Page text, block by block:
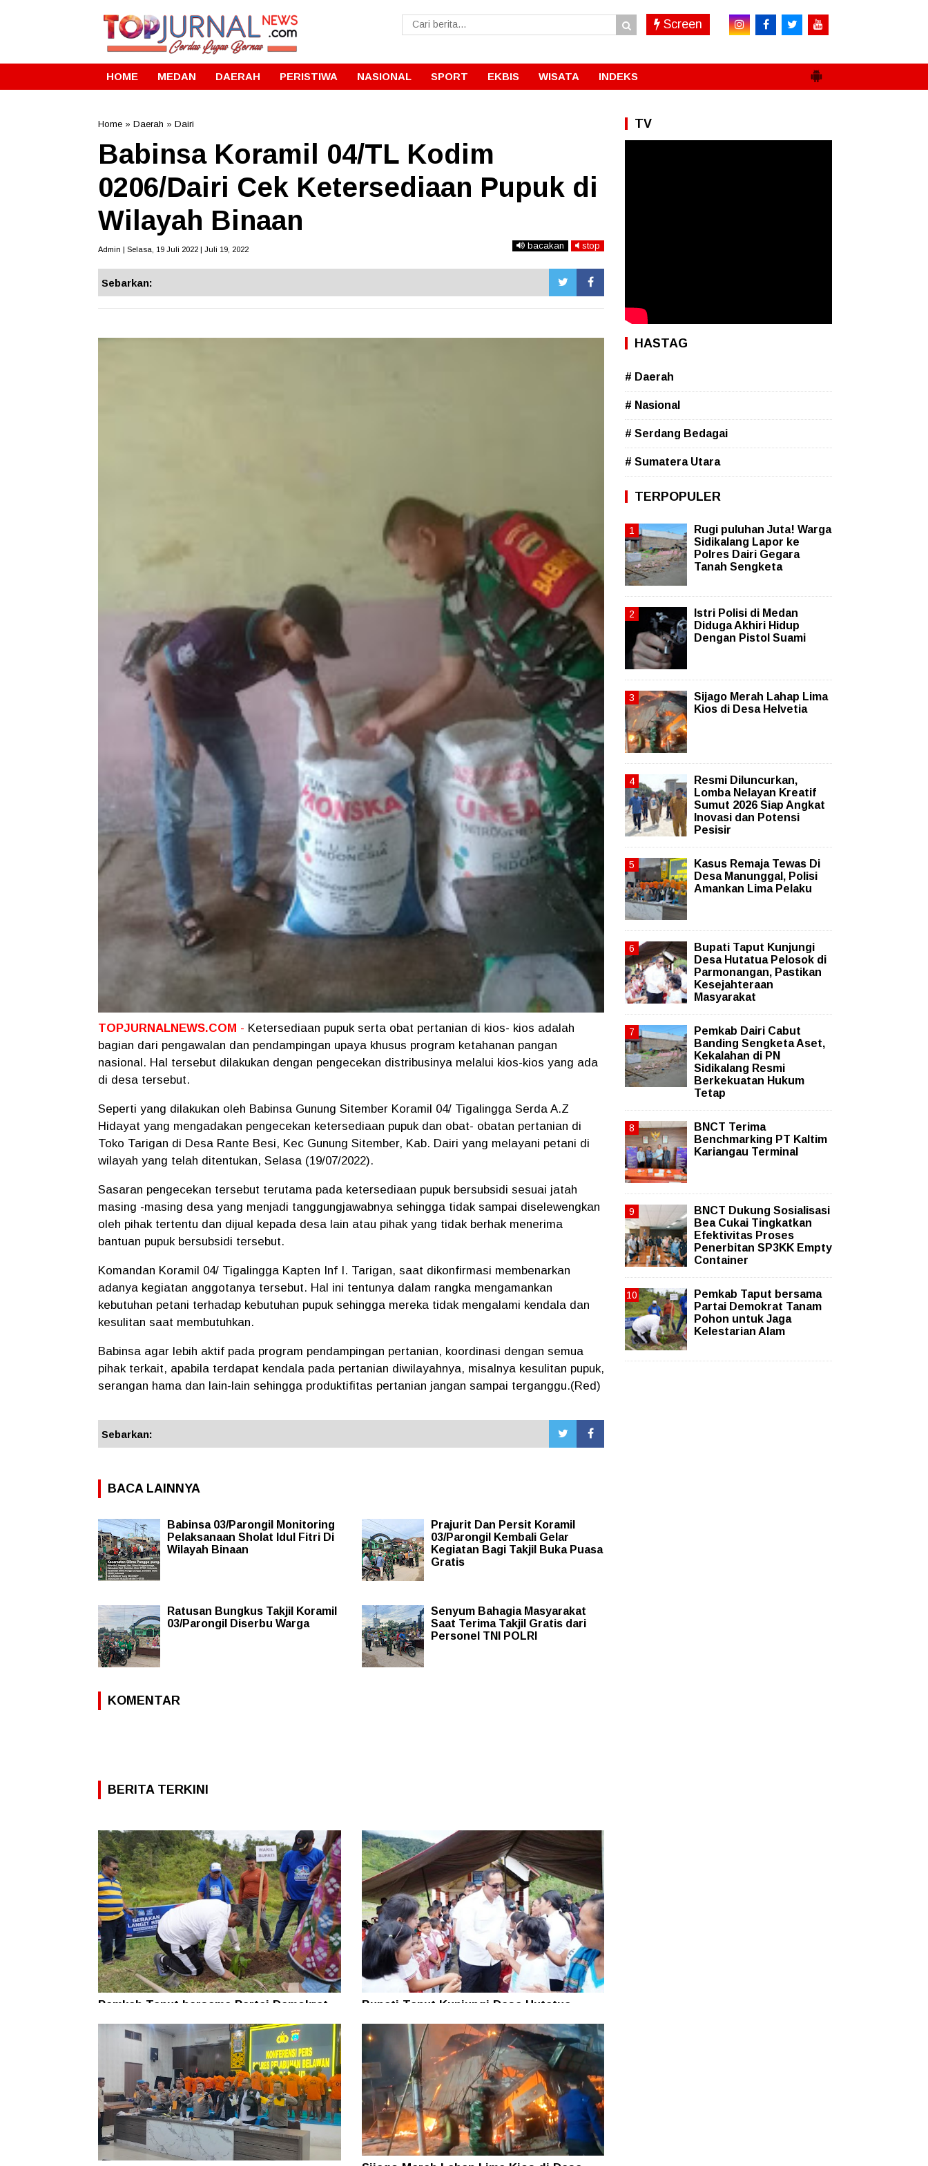
Screen
HOME MEDAN DAERAH PERISTIWA NASIONAL SPORT EKBIS WISATA INDEKS
Home » Daerah » Dairi
Babinsa Koramil 04/TL Kodim
0206/Dairi Cek Ketersediaan Pupuk di
Wilayah Binaan
Admin | Selasa, 19 Juli 2022 | Juli 19, 2022 bacakan stop
Sebarkan:
TOPJURNALNEWS.COM - Ketersediaan pupuk serta obat pertanian di kios- kios adalah
bagian dari pengawalan dan pendampingan upaya khusus program ketahanan pangan
nasional. Hal tersebut dilakukan dengan pengecekan distribusinya melalui kios-kios yang ada
di desa tersebut.
Seperti yang dilakukan oleh Babinsa Gunung Sitember Koramil 04/ Tigalingga Serda A.Z
Hidayat yang mengadakan pengecekan ketersediaan pupuk dan obat- obatan pertanian di
Toko Tarigan di Desa Rante Besi, Kec Gunung Sitember, Kab. Dairi yang melayani petani di
wilayah yang telah ditentukan, Selasa (19/07/2022).
Sasaran pengecekan tersebut terutama pada ketersediaan pupuk bersubsidi sesuai jatah
masing -masing desa yang menjadi tanggungjawabnya sehingga tidak sampai diselewengkan
oleh pihak tertentu dan dijual kepada desa lain atau pihak yang tidak berhak menerima
bantuan pupuk bersubsidi tersebut.
Komandan Koramil 04/ Tigalingga Kapten Inf I. Tarigan, saat dikonfirmasi membenarkan
adanya kegiatan anggotanya tersebut. Hal ini tentunya dalam rangka mengamankan
kebutuhan petani terhadap kebutuhan pupuk sehingga mereka tidak mengalami kendala dan
kesulitan saat membutuhkan.
Babinsa agar lebih aktif pada program pendampingan pertanian, koordinasi dengan semua
pihak terkait, apabila terdapat kendala pada pertanian diwilayahnya, misalnya kesulitan pupuk,
serangan hama dan lain-lain sehingga produktifitas pertanian jangan sampai terganggu.(Red)
Sebarkan:
BACA LAINNYA
Babinsa 03/Parongil Monitoring
Pelaksanaan Sholat Idul Fitri Di
Wilayah Binaan
Prajurit Dan Persit Koramil
03/Parongil Kembali Gelar
Kegiatan Bagi Takjil Buka Puasa
Gratis
Ratusan Bungkus Takjil Koramil
03/Parongil Diserbu Warga
Senyum Bahagia Masyarakat
Saat Terima Takjil Gratis dari
Personel TNI POLRI
KOMENTAR
BERITA TERKINI
Pemkab Taput bersama Partai Demokrat
Alam
Bupati Taput Kunjungi Desa Hutatua
Kesejahteraan Masyarakat
TV
HASTAG
# Daerah
# Nasional
# Serdang Bedagai
# Sumatera Utara
TERPOPULER
Rugi puluhan Juta! Warga
Sidikalang Lapor ke
Polres Dairi Gegara
Tanah Sengketa
Istri Polisi di Medan
Diduga Akhiri Hidup
Dengan Pistol Suami
Sijago Merah Lahap Lima
Kios di Desa Helvetia
Resmi Diluncurkan,
Lomba Nelayan Kreatif
Sumut 2026 Siap Angkat
Inovasi dan Potensi
Pesisir
Kasus Remaja Tewas Di
Desa Manunggal, Polisi
Amankan Lima Pelaku
Bupati Taput Kunjungi
Desa Hutatua Pelosok di
Parmonangan, Pastikan
Kesejahteraan
Masyarakat
Pemkab Dairi Cabut
Banding Sengketa Aset,
Kekalahan di PN
Sidikalang Resmi
Berkekuatan Hukum
Tetap
BNCT Terima
Benchmarking PT Kaltim
Kariangau Terminal
BNCT Dukung Sosialisasi
Bea Cukai Tingkatkan
Efektivitas Proses
Penerbitan SP3KK Empty
Container
Pemkab Taput bersama
Partai Demokrat Tanam
Pohon untuk Jaga
Kelestarian Alam